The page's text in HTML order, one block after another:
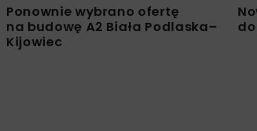
Ponownie wybrano ofertę
na budowę A2 Biała Podlaska–
Kijowiec